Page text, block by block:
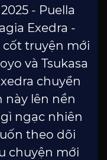
- Puella
Exedra -
truyện mới
và Tsukasa
chuyển
này lên nền
ngạc nhiên
theo dõi
chuyện mới